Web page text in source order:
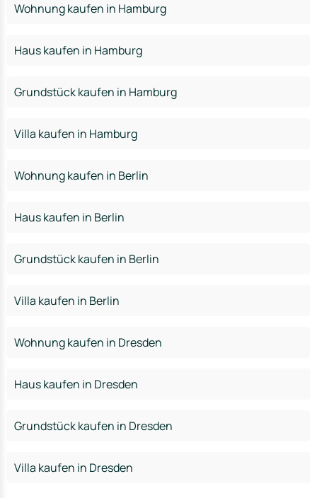
Wohnung kaufen in Hamburg
Haus kaufen in Hamburg
Grundstück kaufen in Hamburg
Villa kaufen in Hamburg
Wohnung kaufen in Berlin
Haus kaufen in Berlin
Grundstück kaufen in Berlin
Villa kaufen in Berlin
Wohnung kaufen in Dresden
Haus kaufen in Dresden
Grundstück kaufen in Dresden
Villa kaufen in Dresden